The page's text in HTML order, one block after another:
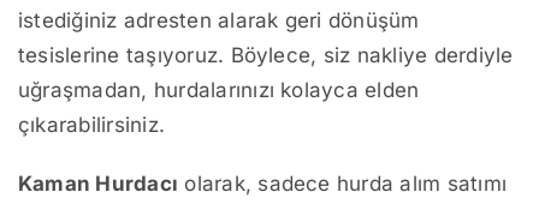
istediğiniz adresten alarak geri dönüşüm
tesislerine taşıyoruz. Böylece, siz nakliye derdiyle
uğraşmadan, hurdalarınızı kolayca elden
çıkarabilirsiniz.
Kaman Hurdacı olarak, sadece hurda alım satımı